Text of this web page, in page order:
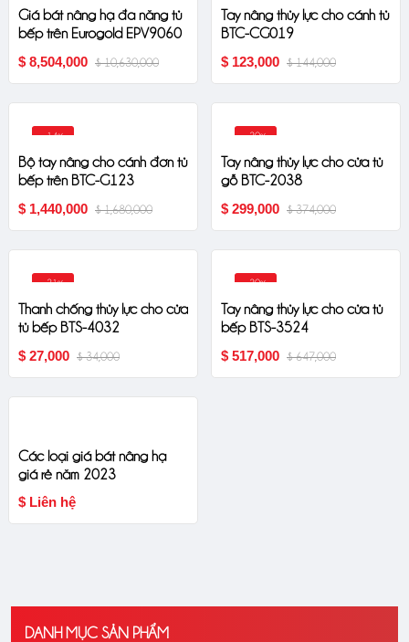
Giá bát nâng hạ đa năng tủ
bếp trên Eurogold EPV9060
$ 8,504,000 $ 10,630,000
Tay nâng thủy lực cho cánh tủ
BTC-CG019
$ 123,000 $ 144,000
-14%
Bộ tay nâng cho cánh đơn tủ
bếp trên BTC-G123
$ 1,440,000 $ 1,680,000
-20%
Tay nâng thủy lực cho cửa tủ
gỗ BTC-2038
$ 299,000 $ 374,000
-21%
Thanh chống thủy lực cho cửa
tủ bếp BTS-4032
$ 27,000 $ 34,000
-20%
Tay nâng thủy lực cho cửa tủ
bếp BTS-3524
$ 517,000 $ 647,000
Các loại giá bát nâng hạ
giá rẻ năm 2023
$ Liên hệ
DANH MỤC SẢN PHẨM